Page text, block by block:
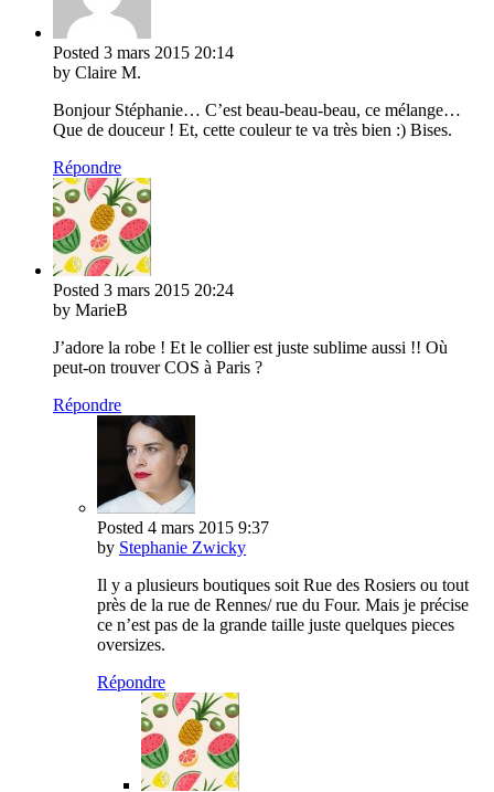
Posted 3 mars 2015 20:14
by Claire M.
Bonjour Stéphanie… C’est beau-beau-beau, ce mélange…
Que de douceur ! Et, cette couleur te va très bien :) Bises.
Répondre
Posted 3 mars 2015 20:24
by MarieB
J’adore la robe ! Et le collier est juste sublime aussi !! Où
peut-on trouver COS à Paris ?
Répondre
Posted 4 mars 2015 9:37
by Stephanie Zwicky
Il y a plusieurs boutiques soit Rue des Rosiers ou tout
près de la rue de Rennes/ rue du Four. Mais je précise
ce n’est pas de la grande taille juste quelques pieces
oversizes.
Répondre